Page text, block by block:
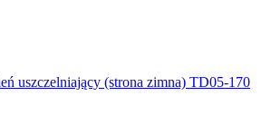
uszczelniający (strona zimna) TD05-170